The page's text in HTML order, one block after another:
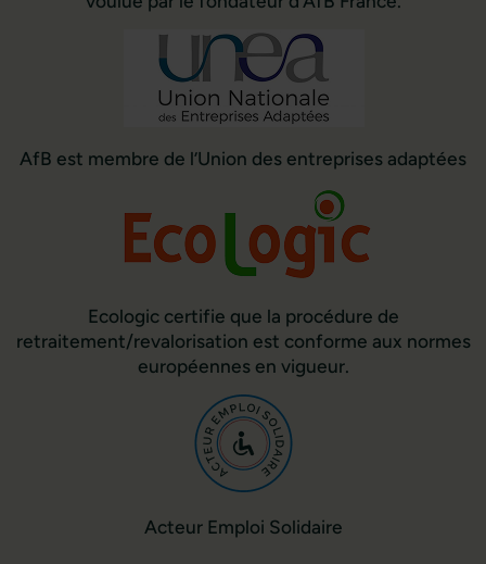
AfB est membre de l’Union des entreprises adaptées
Ecologic certifie que la procédure de
retraitement/revalorisation est conforme aux normes
européennes en vigueur.
Acteur Emploi Solidaire